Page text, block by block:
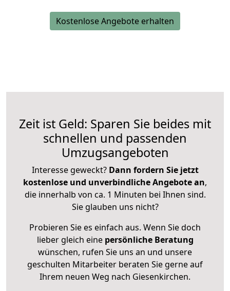
Kostenlose Angebote erhalten
Zeit ist Geld: Sparen Sie beides mit
schnellen und passenden
Umzugsangeboten
Interesse geweckt? Dann fordern Sie jetzt
kostenlose und unverbindliche Angebote an,
die innerhalb von ca. 1 Minuten bei Ihnen sind.
Sie glauben uns nicht?
Probieren Sie es einfach aus. Wenn Sie doch
lieber gleich eine persönliche Beratung
wünschen, rufen Sie uns an und unsere
geschulten Mitarbeiter beraten Sie gerne auf
Ihrem neuen Weg nach Giesenkirchen.